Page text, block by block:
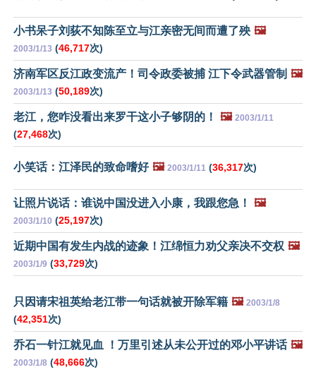
小书呆子刘荻不知陈至立与江亲密无间而遭了殃 🖼️
2003/1/13 (46,717次)
济南军区反江政变流产！司令政委被捕 江下令武器管制 🖼️
2003/1/13 (50,189次)
老江，您咋没看出来罗干这小子够阴的！ 🖼️ 2003/1/11
(27,468次)
小笑话：江泽民的致命嗜好 🖼️ 2003/1/11 (36,317次)
让照片说话：谁说中国没进入小康，我跟您急！ 🖼️
2003/1/10 (25,197次)
近期中国有发生内战的迹象！江绵恒力劝父亲决不交权 🖼️
2003/1/9 (33,729次)
只因请宋祖英给老江带一句话就被开除军籍 🖼️ 2003/1/8
(42,351次)
乔石一针江就见血 ！万里引述从未公开过的邓小平讲话 🖼️
2003/1/8 (48,666次)